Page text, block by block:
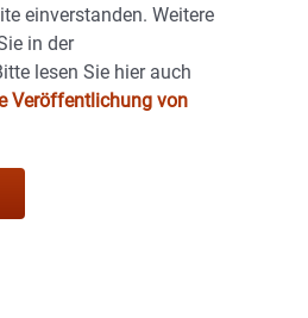
einverstanden. Weitere
in der
lesen Sie hier auch
Veröffentlichung von